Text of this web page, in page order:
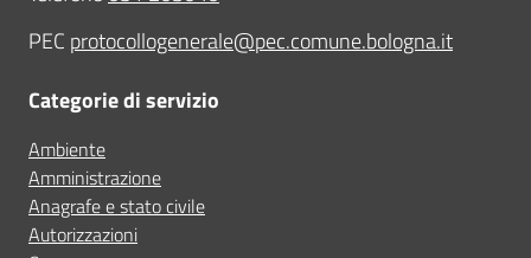
PEC protocollogenerale@pec.comune.bologna.it
Categorie di servizio
Ambiente
Amministrazione
Anagrafe e stato civile
Autorizzazioni